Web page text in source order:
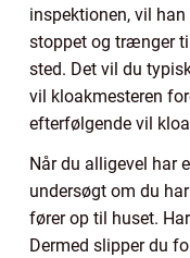
inspektionen, vil
stoppet og trænger
sted. Det vil du
vil kloakmesteren
efterfølgende vil
Når du alligevel har
undersøgt om du
fører op til huset.
Dermed slipper du